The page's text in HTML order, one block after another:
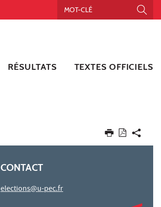
RÉSULTATS TEXTES OFFICIELS
CONTACT
elections@u-pec.fr